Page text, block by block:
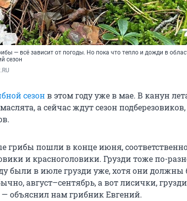
— всё зависит от погоды. Но пока что тепло и дожди в
сезон
сезонв этом году уже в мае. В канун
а сейчас ждут сезон
грибы пошли в конце июня,
и красноголовики. Грузди тоже по-
были в июле грузди уже, хотя они должны
август–сентябрь, а вот лисички,
объяснил нам грибник Евгений.